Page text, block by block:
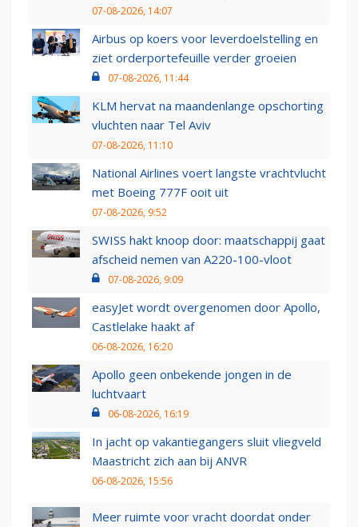
07-08-2026, 14:07
Airbus op koers voor leverdoelstelling en
ziet orderportefeuille verder groeien
07-08-2026, 11:44
KLM hervat na maandenlange opschorting
vluchten naar Tel Aviv
07-08-2026, 11:10
National Airlines voert langste vrachtvlucht
met Boeing 777F ooit uit
07-08-2026, 9:52
SWISS hakt knoop door: maatschappij gaat
afscheid nemen van A220-100-vloot
07-08-2026, 9:09
easyJet wordt overgenomen door Apollo,
Castlelake haakt af
06-08-2026, 16:20
Apollo geen onbekende jongen in de
luchtvaart
06-08-2026, 16:19
In jacht op vakantiegangers sluit vliegveld
Maastricht zich aan bij ANVR
06-08-2026, 15:56
Meer ruimte voor vracht doordat onder